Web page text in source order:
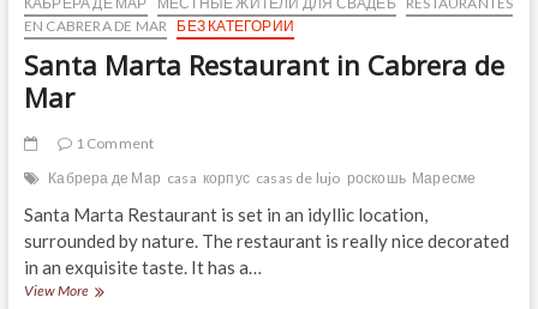
EN CABRERA DE MAR
БЕЗ КАТЕГОРИИ
Santa Marta Restaurant in Cabrera de
Mar
1 Comment
Кабрера де Мар casa корпус casas de lujo роскошь Маресме
Santa Marta Restaurant is set in an idyllic location,
surrounded by nature. The restaurant is really nice decorated
in an exquisite taste. It has a…
View MoreSanta